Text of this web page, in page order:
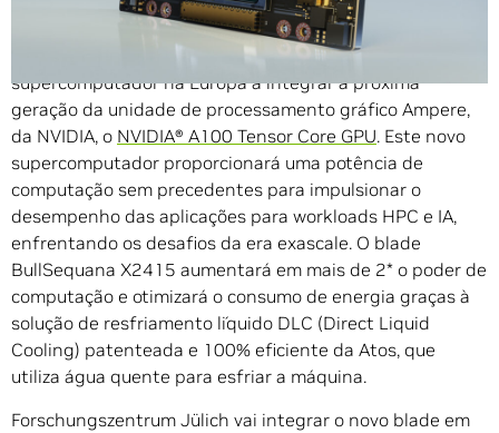
A Atos, líder global em transformação digital, anuncia o
seu novo BullSequana X2415, o primeiro
supercomputador na Europa a integrar a próxima
geração da unidade de processamento gráfico Ampere,
da NVIDIA, o NVIDIA® A100 Tensor Core GPU. Este novo
supercomputador proporcionará uma potência de
computação sem precedentes para impulsionar o
desempenho das aplicações para workloads HPC e IA,
enfrentando os desafios da era exascale. O blade
BullSequana X2415 aumentará em mais de 2* o poder de
computação e otimizará o consumo de energia graças à
solução de resfriamento líquido DLC (Direct Liquid
Cooling) patenteada e 100% eficiente da Atos, que
utiliza água quente para esfriar a máquina.
Forschungszentrum Jülich vai integrar o novo blade em